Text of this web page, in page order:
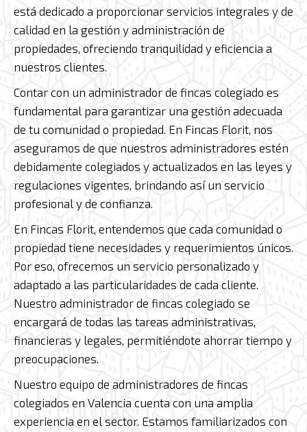
está dedicado a proporcionar servicios integrales y de
calidad en la gestión y administración de
propiedades, ofreciendo tranquilidad y eficiencia a
nuestros clientes.
Contar con un administrador de fincas colegiado es
fundamental para garantizar una gestión adecuada
de tu comunidad o propiedad. En Fincas Florit, nos
aseguramos de que nuestros administradores estén
debidamente colegiados y actualizados en las leyes y
regulaciones vigentes, brindando así un servicio
profesional y de confianza.
En Fincas Florit, entendemos que cada comunidad o
propiedad tiene necesidades y requerimientos únicos.
Por eso, ofrecemos un servicio personalizado y
adaptado a las particularidades de cada cliente.
Nuestro administrador de fincas colegiado se
encargará de todas las tareas administrativas,
financieras y legales, permitiéndote ahorrar tiempo y
preocupaciones.
Nuestro equipo de administradores de fincas
colegiados en Valencia cuenta con una amplia
experiencia en el sector. Estamos familiarizados con